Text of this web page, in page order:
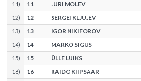
11) 11
JURI MOLEV
12) 12
SERGEI KLJUJEV
13) 13
IGOR NIKIFOROV
14) 14
MARKO SIGUS
15) 15
ÜLLE LUIKS
16) 16
RAIDO KIIPSAAR